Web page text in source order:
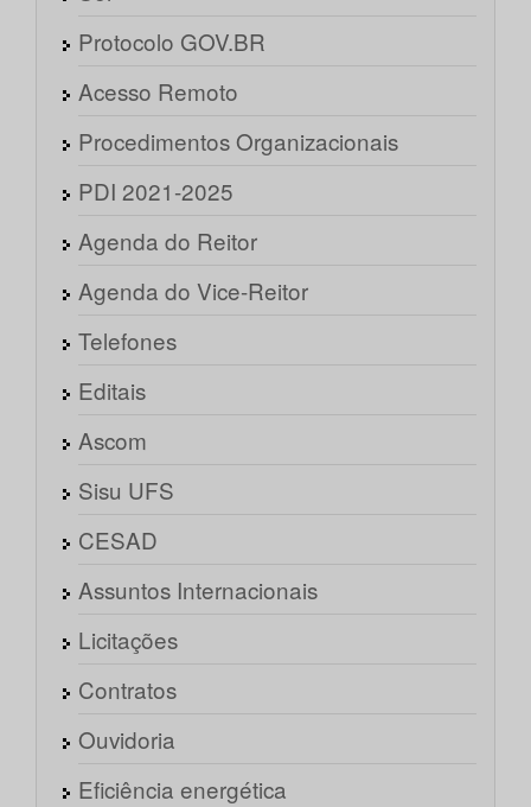
Protocolo GOV.BR
Acesso Remoto
Procedimentos Organizacionais
PDI 2021-2025
Agenda do Reitor
Agenda do Vice-Reitor
Telefones
Editais
Ascom
Sisu UFS
CESAD
Assuntos Internacionais
Licitações
Contratos
Ouvidoria
Eficiência energética